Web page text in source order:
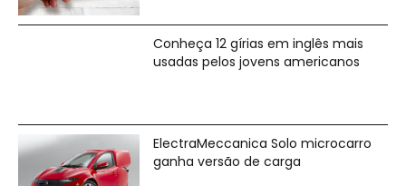
Conheça 12 gírias em inglês mais
usadas pelos jovens americanos
ElectraMeccanica Solo microcarro
ganha versão de carga